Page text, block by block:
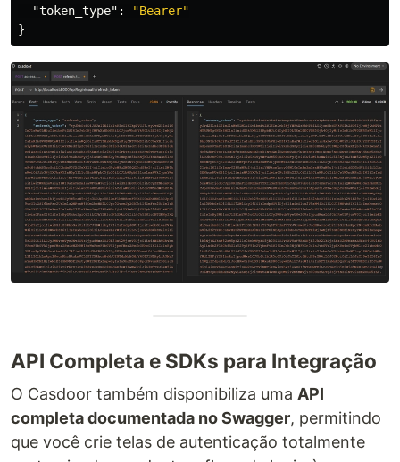
"token_type" :
"Bearer"
}
API Completa e SDKs para Integração
O Casdoor também disponibiliza uma API
completa documentada no Swagger, permitindo
que você crie telas de autenticação totalmente